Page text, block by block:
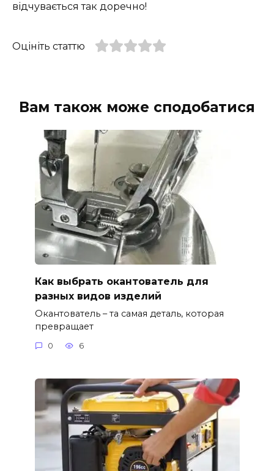
відчувається так доречно!
Оцініть статтю
Вам також може сподобатися
Как выбрать окантователь для
разных видов изделий
Окантователь – та самая деталь, которая
превращает
0 6